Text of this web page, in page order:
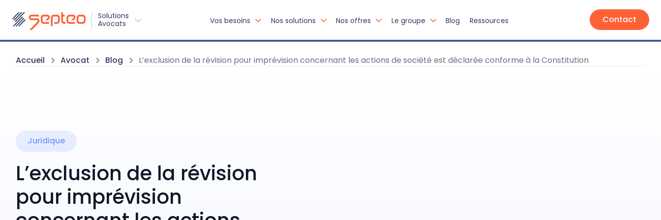
Solutions
Avocats
Vos besoins Nos solutions Nos offres Le groupe Blog Ressources Contact
Accueil Avocat Blog L’exclusion de la révision pour imprévision concernant les actions de société est déclarée conforme à la Constitution
Juridique
L’exclusion de la révision
pour imprévision